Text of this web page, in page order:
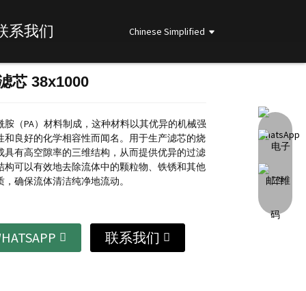
系我们 Chinese Simplified
Loading...
Loading...
芯 38x1000
胺（PA）材料制成，这种材料以其优异的机械强
和良好的化学相容性而闻名。 用于生产滤芯的烧
具有高空隙率的三维结构，从而提供优异的过滤
构可以有效地去除流体中的颗粒物、铁锈和其他
确保流体清洁纯净地流动。
联系我们